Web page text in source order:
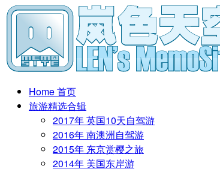
Home 首页
旅游精选合辑
2017年 英国10天自驾游
2016年 南澳洲自驾游
2015年 东京赏樱之旅
2014年 美国东岸游